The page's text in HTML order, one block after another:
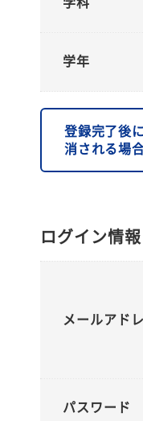
学年
登録完了後
消される場
ログイン情報
メールアド
パスワード